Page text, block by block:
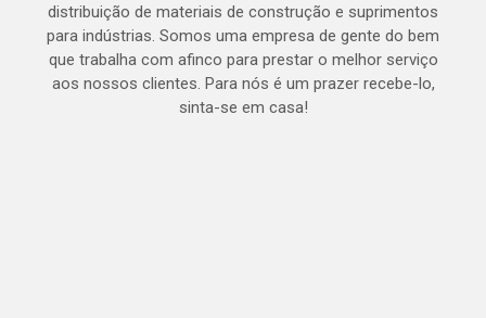
distribuição de materiais de construção e suprimentos
para indústrias. Somos uma empresa de gente do bem
que trabalha com afinco para prestar o melhor serviço
aos nossos clientes. Para nós é um prazer recebe-lo,
sinta-se em casa!